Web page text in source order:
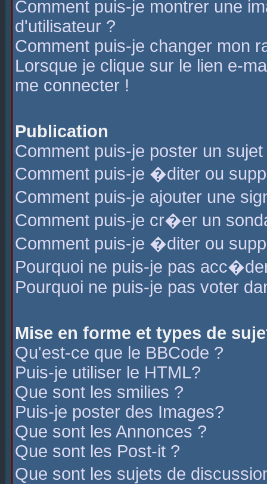
Comment puis-je montrer une
d'utilisateur ?
Comment puis-je changer mon
Lorsque je clique sur le lien e-
me connecter !
Publication
Comment puis-je poster un
Comment puis-je �diter ou
Comment puis-je ajouter une
Comment puis-je cr�er un
Comment puis-je �diter ou
Pourquoi ne puis-je pas
Pourquoi ne puis-je pas voter
Mise en forme et types de
Qu'est-ce que le BBCode ?
Puis-je utiliser le HTML?
Que sont les smilies ?
Puis-je poster des Images?
Que sont les Annonces ?
Que sont les Post-it ?
Que sont les sujets de